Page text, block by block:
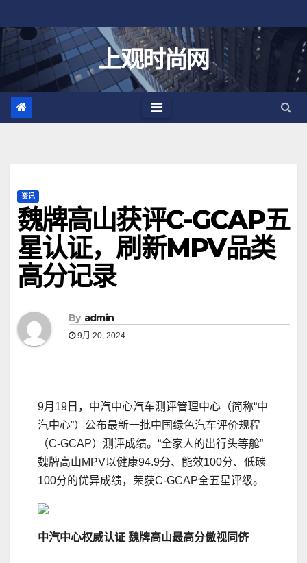
至
上观时尚网
资讯
魏牌高山获评C-GCAP五
星认证，刷新MPV品类
高分记录
By admin
9月 20, 2024
9月19日，中汽中心汽车测评管理中心（简称“中
汽中心”）公布最新一批中国绿色汽车评价规程
（C-GCAP）测评成绩。“全家人的出行头等舱”
魏牌高山MPV以健康94.9分、能效100分、低碳
100分的优异成绩，荣获C-GCAP全五星评级。
中汽中心权威认证 魏牌高山最高分傲视同侪